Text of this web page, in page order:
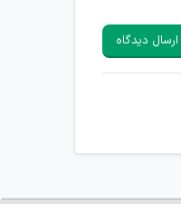
ارسال دیدگاه